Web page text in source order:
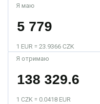
Я маю
1 EUR = 23.9366 CZK
Я отримаю
1 CZK = 0.0418 EUR